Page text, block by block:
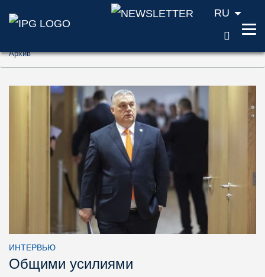
Перейти к содержанию (ключ доступа
Перейти к поиску (ключ доступа '2')
Перейти к навигации (ключ доступа '3')
RU
Архив
ИНТЕРВЬЮ
Общими усилиями